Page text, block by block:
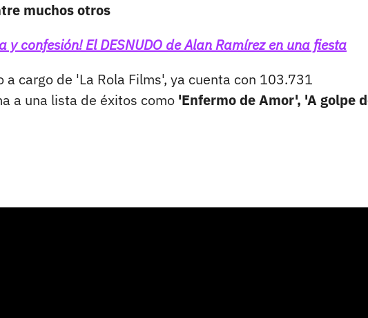
muchos otros
y confesión! El DESNUDO de Alan Ramírez en una fiesta
a cargo de 'La Rola Films', ya cuenta con 103.731
a una lista de éxitos como 'Enfermo de Amor', 'A golpe